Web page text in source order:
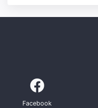
Facebook